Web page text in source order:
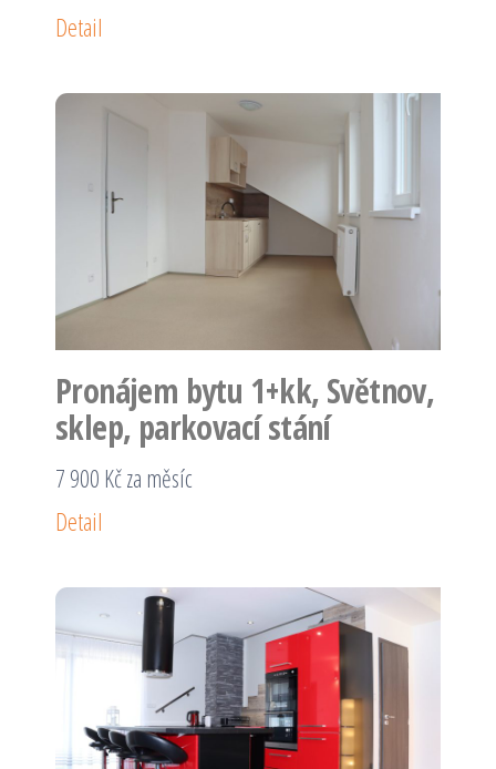
Detail
Pronájem bytu 1+kk, Světnov,
sklep, parkovací stání
7 900 Kč za měsíc
Detail